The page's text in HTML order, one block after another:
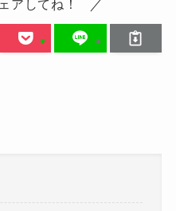
アしてね！